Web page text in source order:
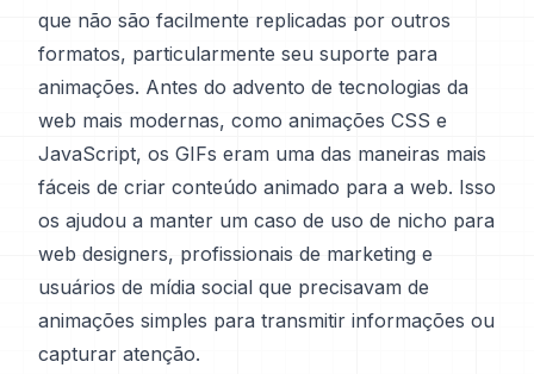
que não são facilmente replicadas por outros
formatos, particularmente seu suporte para
animações. Antes do advento de tecnologias da
web mais modernas, como animações CSS e
JavaScript, os GIFs eram uma das maneiras mais
fáceis de criar conteúdo animado para a web. Isso
os ajudou a manter um caso de uso de nicho para
web designers, profissionais de marketing e
usuários de mídia social que precisavam de
animações simples para transmitir informações ou
capturar atenção.